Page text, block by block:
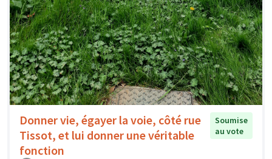
Donner vie, égayer la voie, côté rue
Tissot, et lui donner une véritable
fonction
Soumise
au vote